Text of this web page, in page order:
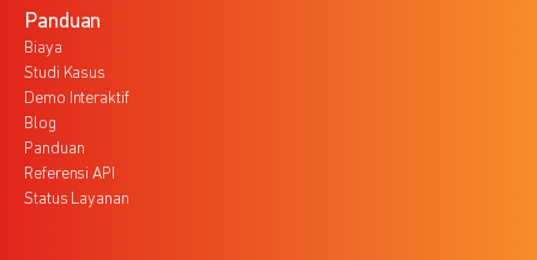
Panduan
Biaya
Studi Kasus
Demo Interaktif
Blog
Panduan
Referensi API
Status Layanan